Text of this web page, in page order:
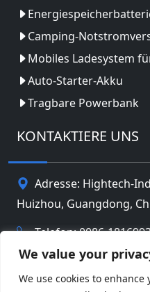
We value your
We use cookies to
Camping-
Mobiles Ladesystem
Auto-Starter-Akku
Tragbare Powerbank
KONTAKTIERE UNS
Adresse: Hightech-
Huizhou, Guangdong,
Telefon: 0086-